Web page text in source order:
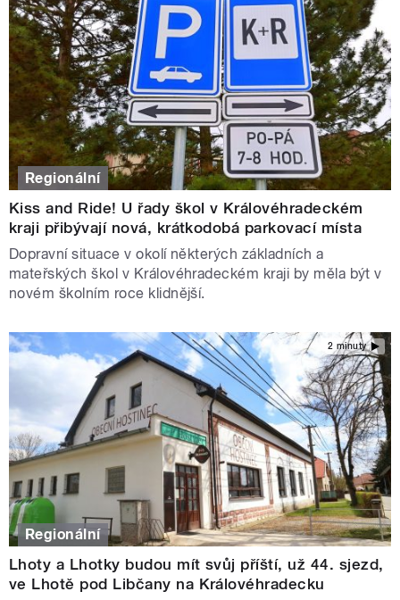
Regionální
Kiss and Ride! U řady škol v Královéhradeckém
kraji přibývají nová, krátkodobá parkovací místa
Dopravní situace v okolí některých základních a
mateřských škol v Královéhradeckém kraji by měla být v
novém školním roce klidnější.
2 minuty
Regionální
Lhoty a Lhotky budou mít svůj příští, už 44. sjezd,
ve Lhotě pod Libčany na Královéhradecku